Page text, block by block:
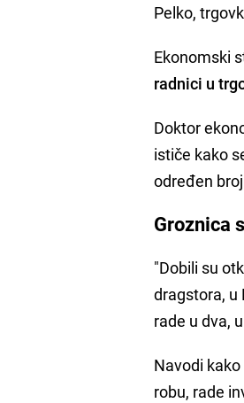
Pelko,
Ekonomski
radnici u
Doktor
ističe kako
određen
Groznica
"Dobili su
dragstora, u
rade u dva,
Navodi
robu, rade